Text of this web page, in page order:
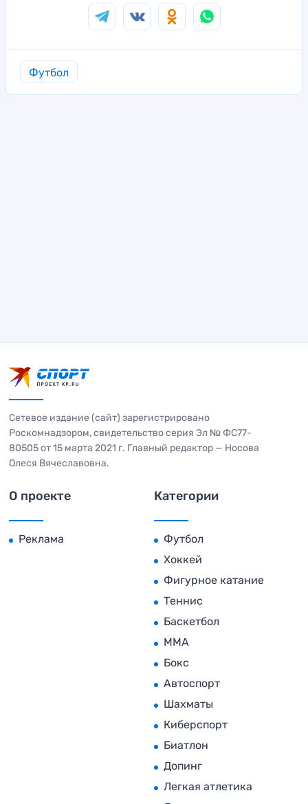
Футбол
Сетевое издание (сайт) зарегистрировано
Роскомнадзором, свидетельство серия Эл № ФС77-
80505 от 15 марта 2021 г. Главный редактор — Носова
Олеся Вячеславовна.
О проекте
Реклама
Категории
Футбол
Хоккей
Фигурное катание
Теннис
Баскетбол
MMA
Бокс
Автоспорт
Шахматы
Киберспорт
Биатлон
Допинг
Легкая атлетика